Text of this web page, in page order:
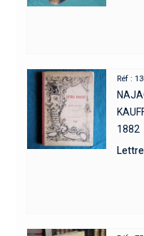
Réf :
1882